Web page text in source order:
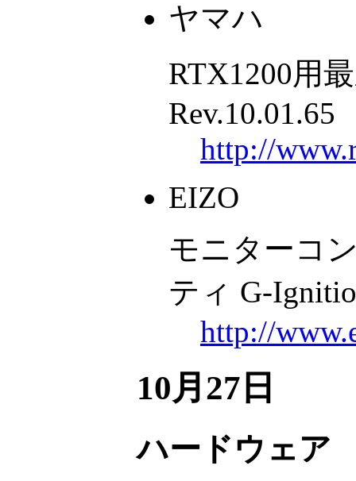
ヤマハ
RTX1200用
Rev.10.01.65
http://
EIZO
モニターコ
ティ G-
http://
10月27日
ハードウェア